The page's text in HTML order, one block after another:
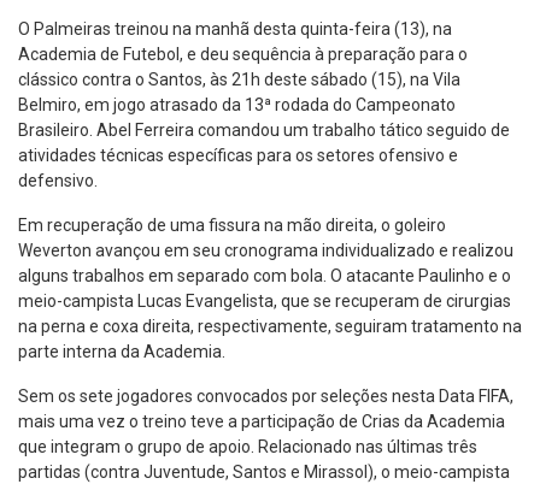
O Palmeiras treinou na manhã desta quinta-feira (13), na
Academia de Futebol, e deu sequência à preparação para o
clássico contra o Santos, às 21h deste sábado (15), na Vila
Belmiro, em jogo atrasado da 13ª rodada do Campeonato
Brasileiro. Abel Ferreira comandou um trabalho tático seguido de
atividades técnicas específicas para os setores ofensivo e
defensivo.
Em recuperação de uma fissura na mão direita, o goleiro
Weverton avançou em seu cronograma individualizado e realizou
alguns trabalhos em separado com bola. O atacante Paulinho e o
meio-campista Lucas Evangelista, que se recuperam de cirurgias
na perna e coxa direita, respectivamente, seguiram tratamento na
parte interna da Academia.
Sem os sete jogadores convocados por seleções nesta Data FIFA,
mais uma vez o treino teve a participação de Crias da Academia
que integram o grupo de apoio. Relacionado nas últimas três
partidas (contra Juventude, Santos e Mirassol), o meio-campista